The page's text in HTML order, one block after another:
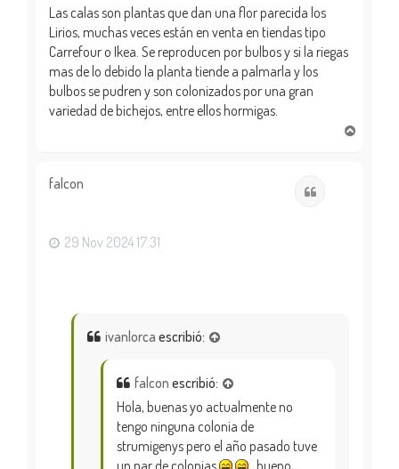
Las calas son plantas que dan una flor parecida los
Lirios, muchas veces están en venta en tiendas tipo
Carrefour o Ikea. Se reproducen por bulbos y si la riegas
mas de lo debido la planta tiende a palmarla y los
bulbos se pudren y son colonizados por una gran
variedad de bichejos, entre ellos hormigas.
falcon
29 Nov 2024 17:31
ivanlorca escribió:
falcon escribió:
Hola, buenas yo actualmente no
tengo ninguna colonia de
strumigenys pero el año pasado tuve
un par de colonias
, bueno,